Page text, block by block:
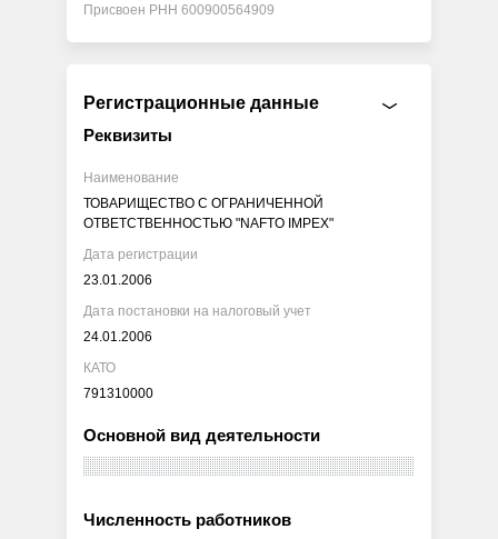
Присвоен РНН 600900564909
Регистрационные данные
Реквизиты
Наименование
ТОВАРИЩЕСТВО С ОГРАНИЧЕННОЙ
ОТВЕТСТВЕННОСТЬЮ "NAFTO IMPEX"
Дата регистрации
23.01.2006
Дата постановки на налоговый учет
24.01.2006
КАТО
791310000
Основной вид деятельности
Численность работников